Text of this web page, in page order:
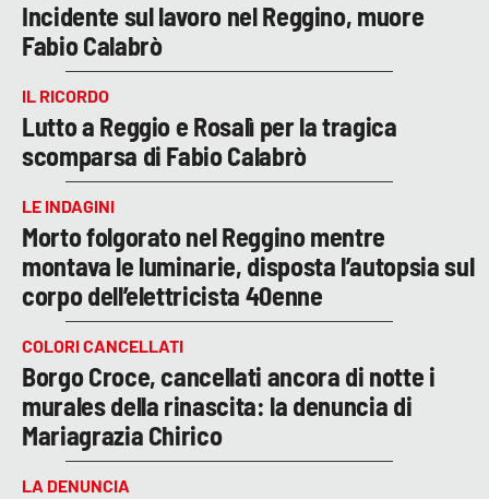
Incidente sul lavoro nel Reggino, muore
Fabio Calabrò
IL RICORDO
Lutto a Reggio e Rosalì per la tragica
scomparsa di Fabio Calabrò
LE INDAGINI
Morto folgorato nel Reggino mentre
montava le luminarie, disposta l’autopsia sul
corpo dell’elettricista 40enne
COLORI CANCELLATI
Borgo Croce, cancellati ancora di notte i
murales della rinascita: la denuncia di
Mariagrazia Chirico
LA DENUNCIA